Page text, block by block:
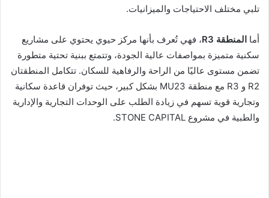
تلبي مختلف الاحتياجات والميزانيات.
أما المنطقة R3
، فهي تُعرف بأنها مركز حيوي يحتوي على مشاريع
سكنية متميزة بمواصفات عالية الجودة، وتتمتع ببنية تحتية متطورة
تضمن مستوى عاليًا من الراحة والرفاهية للسكان. تتكامل المنطقتان
R2 و R3 مع منطقة MU23 بشكل كبير، حيث توفران قاعدة سكانية
وتجارية قوية تسهم في زيادة الطلب على الوحدات التجارية والإدارية
والطبية في مشروع STONE CAPITAL.